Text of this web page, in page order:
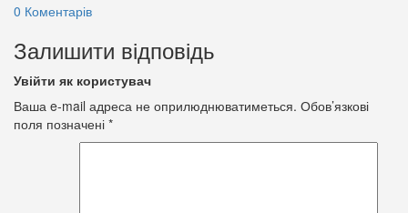
0 Коментарів
Залишити відповідь
Увійти як користувач
Ваша e-mail адреса не оприлюднюватиметься. Обов’язкові
поля позначені *